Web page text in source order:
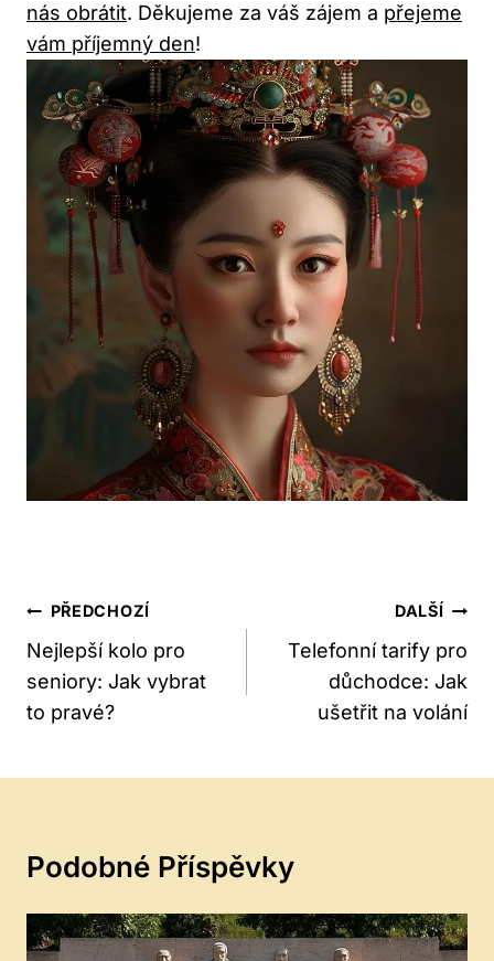
nás obrátit. Děkujeme za váš zájem a přejeme
vám příjemný den!
Navigace
Pro
Příspěvek
PŘEDCHOZÍ
Nejlepší kolo pro
seniory: Jak vybrat
to pravé?
DALŠÍ
Telefonní tarify pro
důchodce: Jak
ušetřit na volání
Podobné Příspěvky